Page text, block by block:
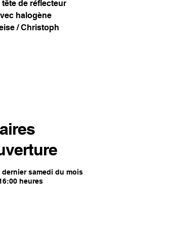
de réflecteur
halogène
/ Christoph
dernier samedi du mois
heures